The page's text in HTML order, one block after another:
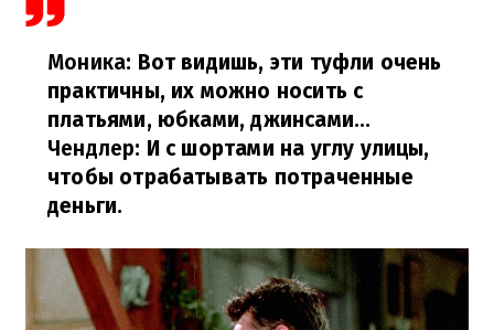
Моника: Вот видишь, эти туфли очень
практичны, их можно носить с
платьями, юбками, джинсами...
Чендлер: И с шортами на углу улицы,
чтобы отрабатывать потраченные
деньги.